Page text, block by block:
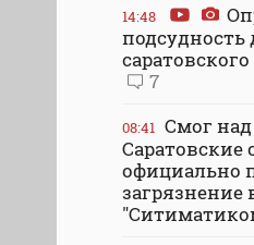
14:48
7
08:41 Смог
Саратовские
официально
загрязнение